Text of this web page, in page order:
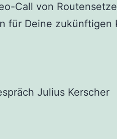
Call von
für Deine zukünftigen